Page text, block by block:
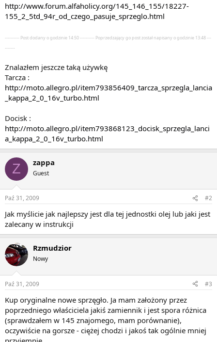
http://www.forum.alfaholicy.org/145_146_155/18227-
155_2_5td_94r_od_czego_pasuje_sprzeglo.html
---------- Post dodany o godzinie 14:50 ---------- Poprzedzający go post został napisany o godzinie 13:48 ---
-------
Znalazłem jeszcze taką używkę
Tarcza :
http://moto.allegro.pl/item793856409_tarcza_sprzegla_lancia
_kappa_2_0_16v_turbo.html
Docisk :
http://moto.allegro.pl/item793868123_docisk_sprzegla_lanci
a_kappa_2_0_16v_turbo.html
Z zappa
Guest
Paź 31, 2009 #2
Jak myślicie jak najlepszy jest dla tej jednostki olej lub jaki jest
zalecany w instrukcji
Rzmudzior
Nowy
Paź 31, 2009 #3
Kup oryginalne nowe sprzęgło. Ja mam założony przez
poprzedniego właściciela jakiś zamiennik i jest spora różnica
(sprawdzałem w 145 znajomego, mam porównanie),
oczywiście na gorsze - ciężej chodzi i jakoś tak ogólnie mniej